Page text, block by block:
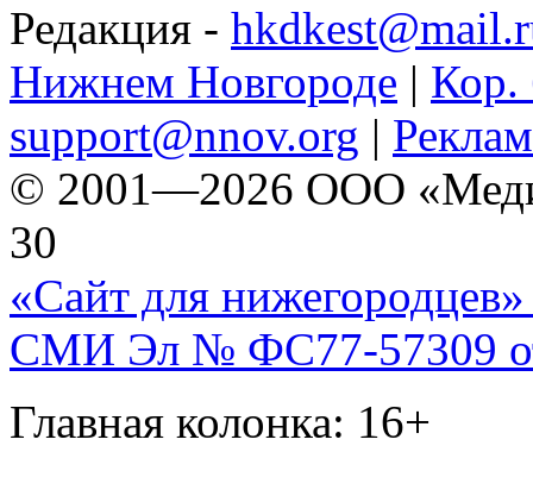
Редакция -
Нижнем Новгороде | Кор.
support@nnov.org |
© 2001—2026 ООО
30
«Сайт для нижегородцев»
СМИ Эл № ФС77-57309
Главная колонка: 16+